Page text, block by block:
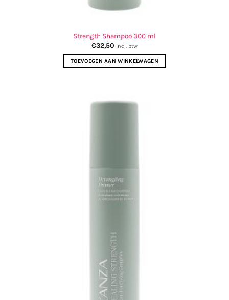
Strength Shampoo 300 ml
€32,50 incl. btw
TOEVOEGEN AAN WINKELWAGEN